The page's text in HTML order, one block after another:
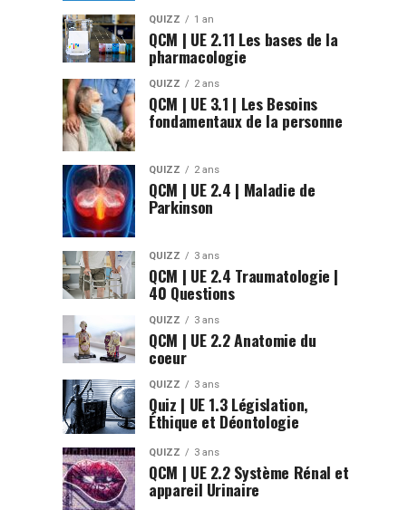
QUIZZ 1 an
QCM | UE 2.11 Les bases de la
pharmacologie
QUIZZ 2 ans
QCM | UE 3.1 | Les Besoins
fondamentaux de la personne
QUIZZ 2 ans
QCM | UE 2.4 | Maladie de
Parkinson
QUIZZ 3 ans
QCM | UE 2.4 Traumatologie |
40 Questions
QUIZZ 3 ans
QCM | UE 2.2 Anatomie du
coeur
QUIZZ 3 ans
Quiz | UE 1.3 Législation,
Éthique et Déontologie
QUIZZ 3 ans
QCM | UE 2.2 Système Rénal et
appareil Urinaire